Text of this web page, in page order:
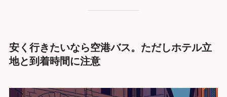
安く行きたいなら空港バス。ただしホテル立
地と到着時間に注意